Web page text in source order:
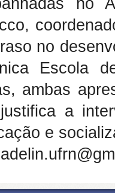
no
no
Escola
ambas
a
e